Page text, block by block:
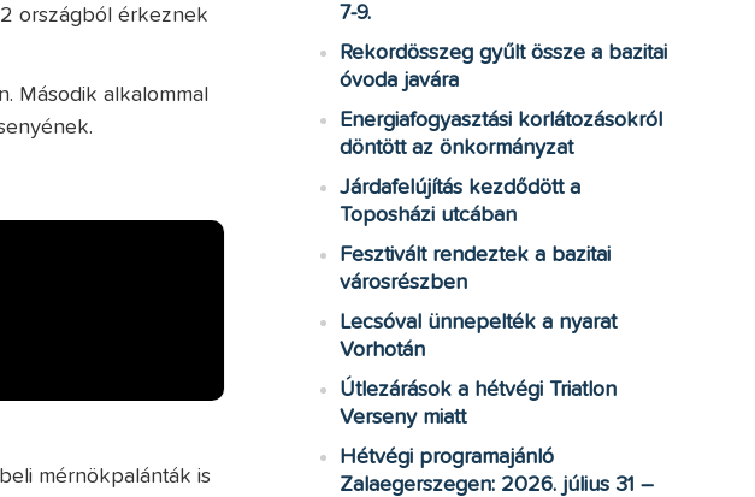
országból érkeznek
Második alkalommal
mérnökpalánták is
7-9.
Rekordösszeg gyűlt össze a bazitai
óvoda javára
Energiafogyasztási korlátozásokról
döntött az önkormányzat
Járdafelújítás kezdődött a
Toposházi utcában
Fesztivált rendeztek a bazitai
városrészben
Lecsóval ünnepelték a nyarat
Vorhotán
Útlezárások a hétvégi Triatlon
Verseny miatt
Hétvégi programajánló
Zalaegerszegen: 2026. július 31 –